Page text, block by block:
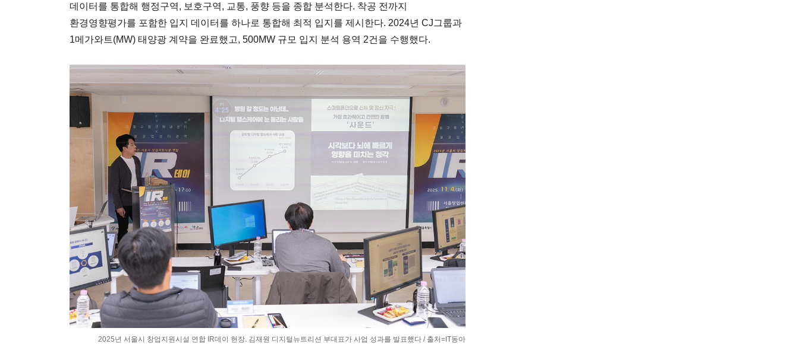
데이터를 통합해 행정구역, 보호구역, 교통, 풍향 등을 종합 분석한다. 착공 전까지
환경영향평가를 포함한 입지 데이터를 하나로 통합해 최적 입지를 제시한다. 2024년 CJ그룹과
1메가와트(MW) 태양광 계약을 완료했고, 500MW 규모 입지 분석 용역 2건을 수행했다.
2025년 서울시 창업지원시설 연합 IR데이 현장. 김재원 디지털뉴트리션 부대표가 사업 성과를 발표했다 / 출처=IT동아